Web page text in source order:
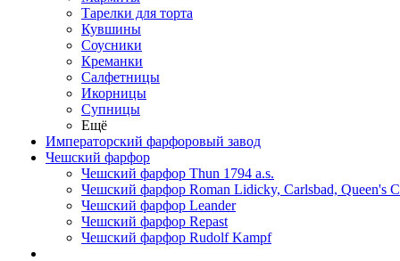
Тарелки для торта
Кувшины
Соусники
Креманки
Салфетницы
Икорницы
Супницы
Ещё
Императорский фарфоровый завод
Чешский фарфор
Чешский фарфор Thun 1794 a.s.
Чешский фарфор Roman Lidicky, Carlsbad, Queen's
Чешский фарфор Leander
Чешский фарфор Repast
Чешский фарфор Rudolf Kampf